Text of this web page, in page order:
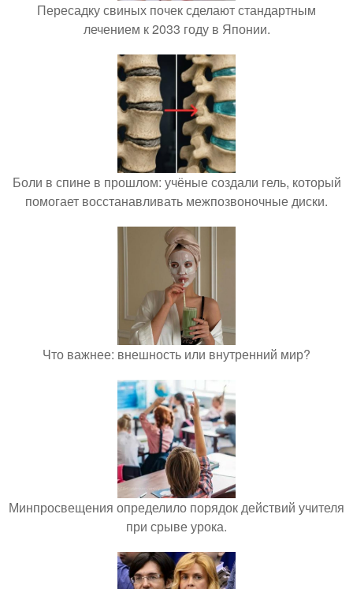
Пересадку свиных почек сделают стандартным
лечением к 2033 году в Японии.
Боли в спине в прошлом: учёные создали гель, который
помогает восстанавливать межпозвоночные диски.
Что важнее: внешность или внутренний мир?
Минпросвещения определило порядок действий учителя
при срыве урока.